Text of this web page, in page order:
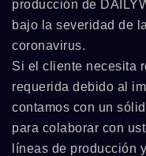
producción de
bajo la severidad de
coronavirus.
Si el cliente necesita
requerida debido al
contamos con un
para colaborar con
líneas de producción